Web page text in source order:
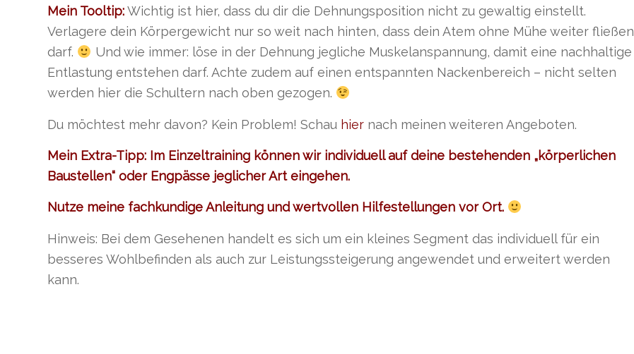
Mein Tooltip:Wichtig ist hier, dass du dir die Dehnungsposition nicht zu gewaltig einstellt.
Verlagere dein Körpergewicht nur so weit nach hinten, dass dein Atem ohne Mühe weiter fließen
darf.
Und wie immer: löse in der Dehnung jegliche Muskelanspannung, damit eine nachhaltige
Entlastung entstehen darf. Achte zudem auf einen entspannten Nackenbereich – nicht selten
werden hier die Schultern nach oben gezogen.
Du möchtest mehr davon? Kein Problem! Schau hier nach meinen weiteren Angeboten.
Mein Extra-Tipp: Im Einzeltraining können wir individuell auf deine bestehenden „körperlichen
Baustellen“ oder Engpässe jeglicher Art eingehen.
Nutze meine fachkundige Anleitung und wertvollen Hilfestellungen vor Ort.
Hinweis: Bei dem Gesehenen handelt es sich um ein kleines Segment das individuell für ein
besseres Wohlbefinden als auch zur Leistungssteigerung angewendet und erweitert werden
kann.